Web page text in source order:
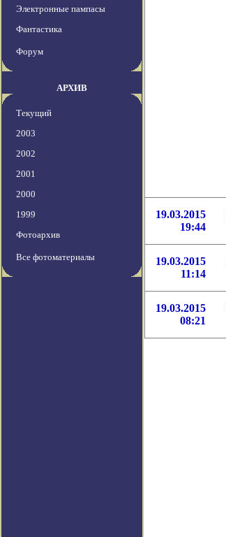
Электронные пампасы
Фантастика
Форум
АРХИВ
Текущий
2003
2002
2001
2000
1999
Фотоархив
Все фотоматериалы
19.03.2015
19:44
19.03.2015
11:14
19.03.2015
08:21